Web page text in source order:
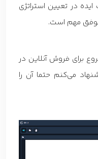
ایده در تعیین استراتژی
مهم است.
برای فروش آنلاین در
می‌کنم حتما آن را